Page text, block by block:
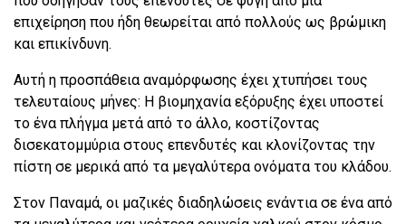
επιχείρηση που ήδη θεωρείται από πολλούς ως βρώμικη
και επικίνδυνη.
Αυτή η προσπάθεια αναμόρφωσης έχει χτυπήσει τους
τελευταίους μήνες: Η βιομηχανία εξόρυξης έχει υποστεί
το ένα πλήγμα μετά από το άλλο, κοστίζοντας
δισεκατομμύρια στους επενδυτές και κλονίζοντας την
πίστη σε μερικά από τα μεγαλύτερα ονόματα του κλάδου.
Στον Παναμά, οι μαζικές διαδηλώσεις ενάντια σε ένα από